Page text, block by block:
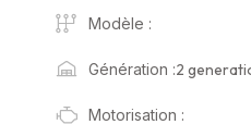
Modèle :
Génération :2
Motorisation :